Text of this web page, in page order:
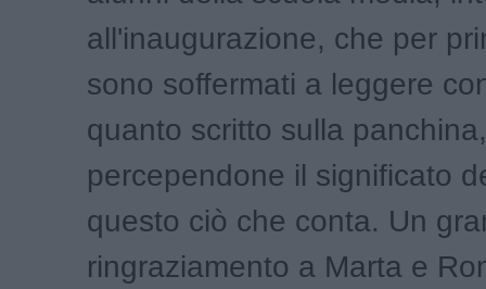
all'inaugurazione, che per
sono soffermati a leggere
quanto scritto sulla panchina,
percependone il significato
questo ciò che conta. Un
ringraziamento a Marta e